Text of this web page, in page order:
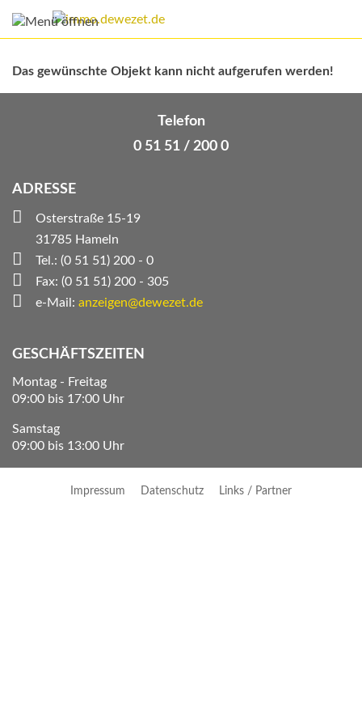
Das gewünschte Objekt kann nicht aufgerufen werden!
Telefon
0 51 51 / 200 0
ADRESSE
Osterstraße 15-19
31785 Hameln
Tel.: (0 51 51) 200 - 0
Fax: (0 51 51) 200 - 305
e-Mail: anzeigen@dewezet.de
GESCHÄFTSZEITEN
Montag - Freitag
09:00 bis 17:00 Uhr
Samstag
09:00 bis 13:00 Uhr
Impressum Datenschutz Links / Partner